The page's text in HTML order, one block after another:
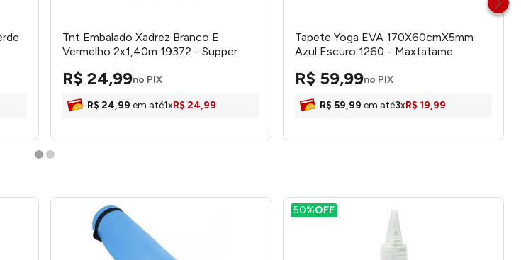
Tnt Embalado Xadrez Branco E
Vermelho 2x1,40m 19372 - Supper
R$ 24,99no PIX
R$ 24,99 em até1xR$ 24,99
Tapete Yoga EVA 170X60cmX5mm
Azul Escuro 1260 - Maxtatame
R$ 59,99no PIX
R$ 59,99 em até3xR$ 19,99
50%OFF